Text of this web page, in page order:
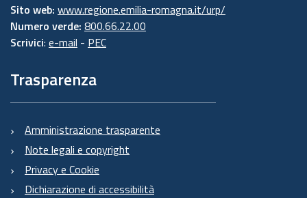
Sito web: www.regione.emilia-romagna.it/urp/
Numero verde: 800.66.22.00
Scrivici: e-mail - PEC
Trasparenza
Amministrazione trasparente
Note legali e copyright
Privacy e Cookie
Dichiarazione di accessibilità